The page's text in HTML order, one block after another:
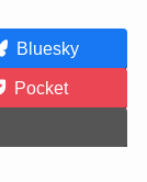
Bluesky
Pocket